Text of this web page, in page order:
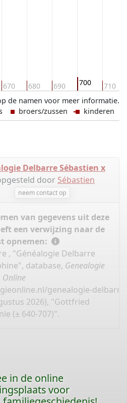
670 680 690 700 710
de namen voor meer informatie.
broers/zussen kinderen
Delbarre Sébastien x
door Sébastien
neem contact op
van gegevens uit deze
een verwijzing naar de
opnemen:
, "Généalogie Delbarre
database, Genealogie
Online
genealogie-
2026), "Gottfried
(± 640-707)".
in de online
voor